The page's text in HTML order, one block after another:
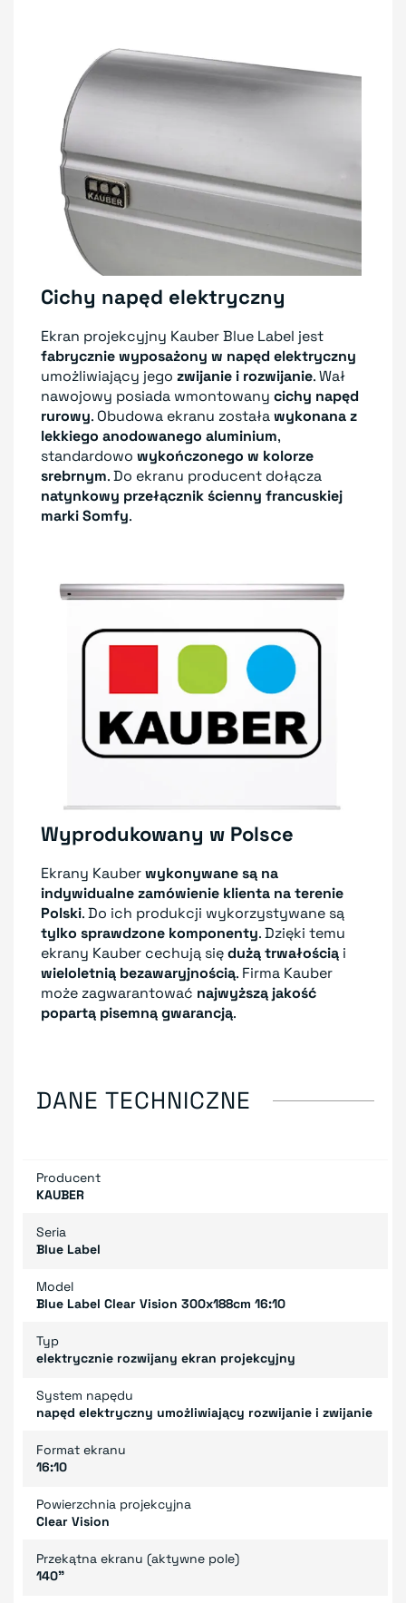
Cichy napęd elektryczny
Ekran projekcyjny Kauber Blue Label jest
fabrycznie wyposażony w napęd elektryczny
umożliwiający jego zwijanie i rozwijanie. Wał
nawojowy posiada wmontowany cichy napęd
rurowy. Obudowa ekranu zostaławykonana z
lekkiego anodowanego aluminium,
standardowo wykończonego w kolorze
srebrnym. Do ekranu producent dołącza
natynkowy przełącznik ścienny francuskiej
marki Somfy.
Wyprodukowany w Polsce
Ekrany Kauberwykonywane są na
indywidualne zamówienie klienta na terenie
Polski. Do ich produkcji wykorzystywane są
tylko sprawdzone komponenty. Dzięki temu
ekrany Kauber cechują siędużą trwałością i
wieloletnią bezawaryjnością. Firma Kauber
może zagwarantować najwyższą jakość
popartą pisemną gwarancją.
DANE TECHNICZNE
Producent
KAUBER
Seria
Blue Label
Model
Blue Label Clear Vision 300x188cm 16:10
Typ
elektrycznie rozwijany ekran projekcyjny
System napędu
napęd elektryczny umożliwiający rozwijanie i zwijanie
Format ekranu
16:10
Powierzchnia projekcyjna
Clear Vision
Przekątna ekranu (aktywne pole)
140"